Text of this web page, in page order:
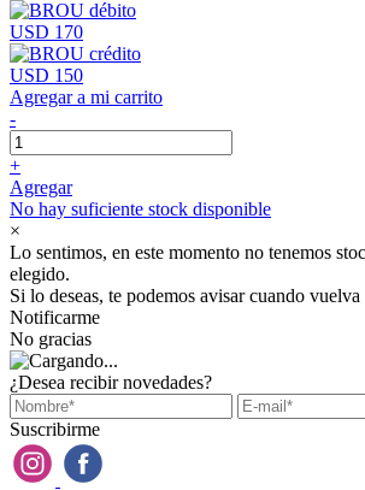
USD 170
USD 150
Agregar a mi carrito
-
+
Agregar
No hay suficiente stock disponible
×
Lo sentimos, en este momento no tenemos
elegido.
Si lo deseas, te podemos avisar cuando
Notificarme
No gracias
¿Desea recibir novedades?
Suscribirme